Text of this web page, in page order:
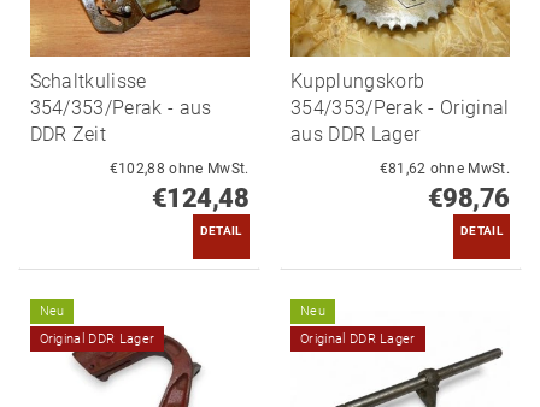
Schaltkulisse
354/353/Perak - aus
DDR Zeit
€102,88 ohne MwSt.
€124,48
DETAIL
Kupplungskorb
354/353/Perak - Original
aus DDR Lager
€81,62 ohne MwSt.
€98,76
DETAIL
Neu
Original DDR Lager
Neu
Original DDR Lager